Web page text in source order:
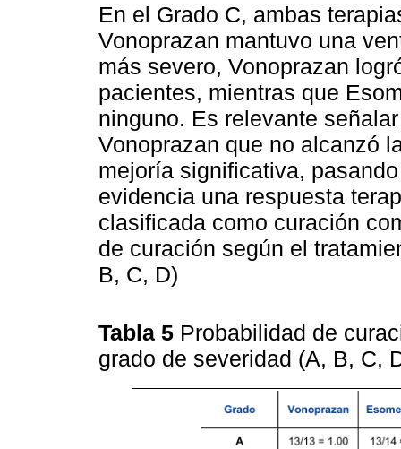
En el Grado C, ambas
Vonoprazan mantuvo una
más severo, Vonoprazan
pacientes, mientras que
ninguno. Es relevante
Vonoprazan que no alcanzó
mejoría significativa,
evidencia una respuesta
clasificada como curación
de curación según el
B, C, D)
Tabla 5 Probabilidad de
grado de severidad (A, B, C,